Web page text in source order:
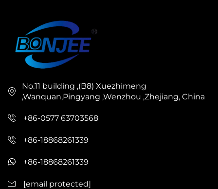
No.11 building ,(B8) Xuezhimeng
,Wanquan,Pingyang ,Wenzhou ,Zhejiang, China
+86-0577 63703568
+86-18868261339
+86-18868261339
[email protected]